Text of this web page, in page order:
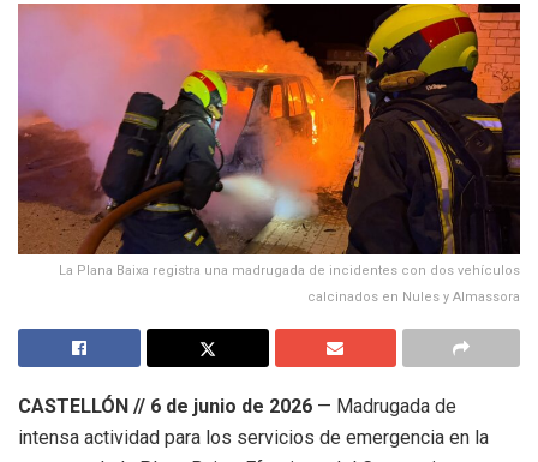
La Plana Baixa registra una madrugada de incidentes con dos vehículos
calcinados en Nules y Almassora
CASTELLÓN // 6 de junio de 2026 — Madrugada de
intensa actividad para los servicios de emergencia en la